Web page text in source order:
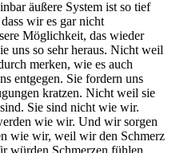
äußere System ist so tief
wir es gar nicht
Möglichkeit, das wieder
uns so sehr heraus. Nicht weil
merken, wie es auch
entgegen. Sie fordern uns
kratzen. Nicht weil sie
Sie sind nicht wie wir.
wie wir. Und wir sorgen
wie wir, weil wir den Schmerz
würden Schmerzen fühlen,